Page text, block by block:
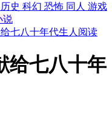
历史 科幻 恐怖 同人 游戏
说
七八十年代生人阅读
给七八十年